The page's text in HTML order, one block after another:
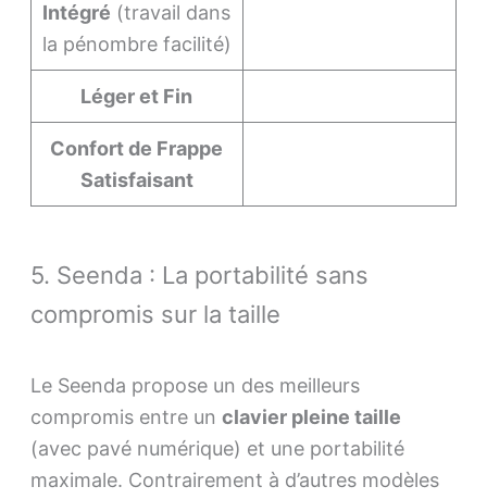
Intégré (travail dans
la pénombre facilité)
Léger et Fin
Confort de Frappe
Satisfaisant
5. Seenda : La portabilité sans
compromis sur la taille
Le Seenda propose un des meilleurs
compromis entre un clavier pleine taille
(avec pavé numérique) et une portabilité
maximale. Contrairement à d’autres modèles